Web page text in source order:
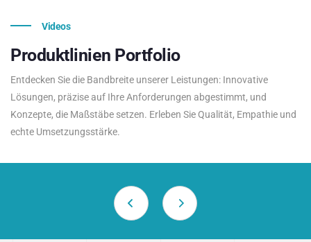
Videos
Produktlinien Portfolio
Entdecken Sie die Bandbreite unserer Leistungen: Innovative
Lösungen, präzise auf Ihre Anforderungen abgestimmt, und
Konzepte, die Maßstäbe setzen. Erleben Sie Qualität, Empathie und
echte Umsetzungsstärke.